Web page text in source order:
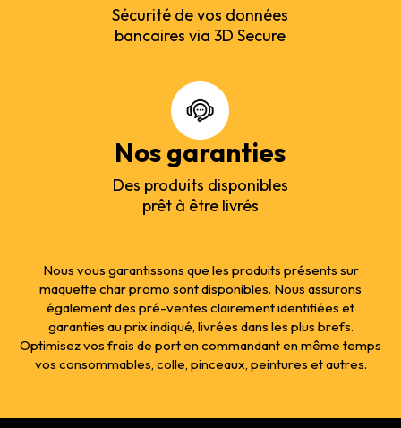
Sécurité de vos données
bancaires via 3D Secure
Nos garanties
Des produits disponibles
prêt à être livrés
Nous vous garantissons que les produits présents sur
maquette char promo sont disponibles. Nous assurons
également des pré-ventes clairement identifiées et
garanties au prix indiqué, livrées dans les plus brefs.
Optimisez vos frais de port en commandant en même temps
vos consommables, colle, pinceaux, peintures et autres.